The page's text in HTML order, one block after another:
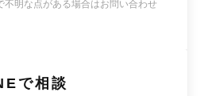
明な点がある場合はお問い合わせ
で相談